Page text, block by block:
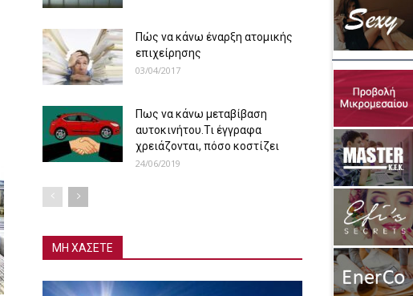
Πώς να κάνω έναρξη ατομικής
επιχείρησης
03/04/2017
Πως να κάνω μεταβίβαση
αυτοκινήτου.Τι έγγραφα
χρειάζονται, πόσο κοστίζει
24/06/2019
ΜΗ ΧΑΣΕΤΕ